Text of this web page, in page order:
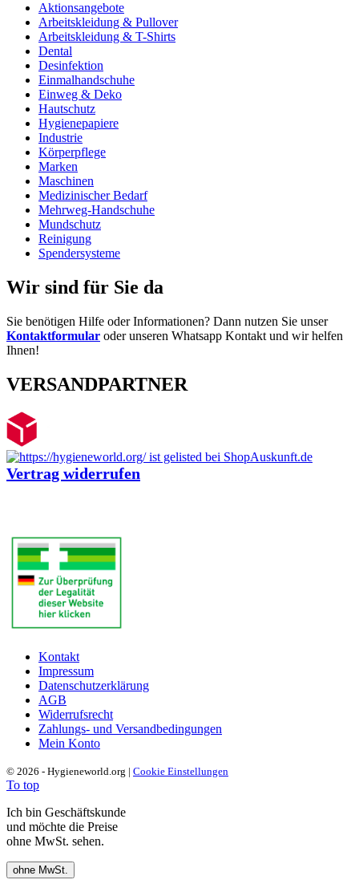
Aktionsangebote
Arbeitskleidung & Pullover
Arbeitskleidung & T-Shirts
Dental
Desinfektion
Einmalhandschuhe
Einweg & Deko
Hautschutz
Hygienepapiere
Industrie
Körperpflege
Marken
Maschinen
Medizinischer Bedarf
Mehrweg-Handschuhe
Mundschutz
Reinigung
Spendersysteme
Wir sind für Sie da
Sie benötigen Hilfe oder Informationen? Dann nutzen Sie unser
Kontaktformular oder unseren Whatsapp Kontakt und wir helfen
Ihnen!
VERSANDPARTNER
Vertrag widerrufen
Kontakt
Impressum
Datenschutzerklärung
AGB
Widerrufsrecht
Zahlungs- und Versandbedingungen
Mein Konto
© 2026 - Hygieneworld.org | Cookie Einstellungen
To top
Ich bin Geschäftskunde
und möchte die Preise
ohne MwSt. sehen.
ohne MwSt.